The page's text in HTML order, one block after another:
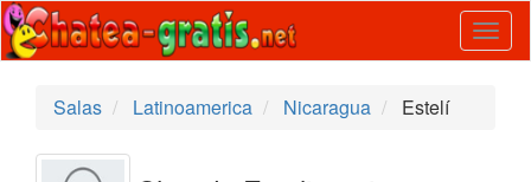
Salas
Latinoamerica Nicaragua Estelí